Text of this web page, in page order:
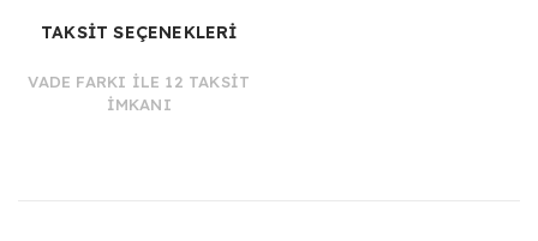
TAKSİT SEÇENEKLERİ
VADE FARKI İLE 12 TAKSİT
İMKANI